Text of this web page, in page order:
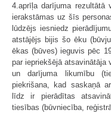
4.aprīļa darījuma rezultātā
ierakstāmas uz šīs
lūdzējs iesniedz
atstājējs bijis šo ēku
ēkas (būves) ieguvis pēc
par iepriekšējā atsavinātāja
un darījuma likumību
piekrišana, kad saskaņā
līdz ir pierādītas
tiesības (būvniecība,